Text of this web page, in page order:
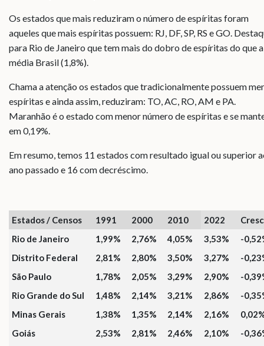
Os estados que mais reduziram o número de espíritas foram
aqueles que mais espíritas possuem: RJ, DF, SP, RS e GO.
para Rio de Janeiro que tem mais do dobro de espíritas do que a
média Brasil (1,8%).
Chama a atenção os estados que tradicionalmente possuem
espíritas e ainda assim, reduziram: TO, AC, RO, AM e PA.
Maranhão é o estado com menor número de espíritas e se
em 0,19%.
Em resumo, temos 11 estados com resultado igual ou superior
ano passado e 16 com decréscimo.
Estados / Censos 1991 2000 2010 2022
Rio de Janeiro
1,99% 2,76% 4,05% 3,53%
-
Distrito Federal
2,81% 2,80% 3,50% 3,27%
-
São Paulo
1,78% 2,05% 3,29% 2,90%
-
Rio Grande do Sul
1,48% 2,14% 3,21% 2,86%
-
Minas Gerais
1,38% 1,35% 2,14% 2,16%
Goiás
2,53% 2,81% 2,46% 2,10%
-